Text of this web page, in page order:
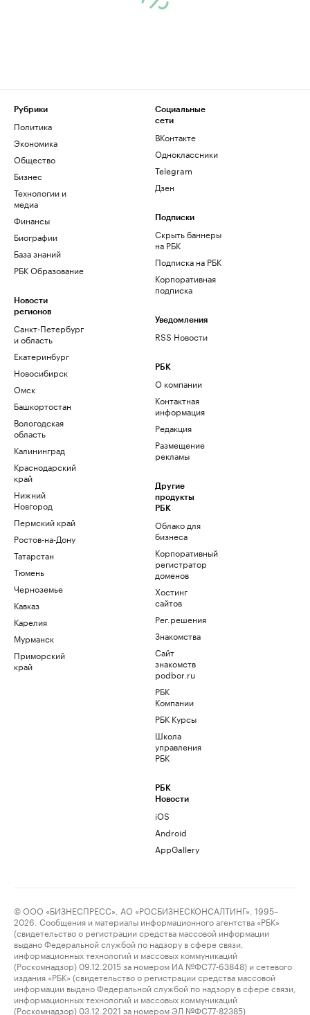
Рубрики
Политика
Экономика
Общество
Бизнес
Технологии и
медиа
Финансы
Биографии
База знаний
РБК Образование
Новости
регионов
Санкт-Петербург
и область
Екатеринбург
Новосибирск
Омск
Башкортостан
Вологодская
область
Калининград
Краснодарский
край
Нижний
Новгород
Пермский край
Ростов-на-Дону
Татарстан
Тюмень
Черноземье
Кавказ
Карелия
Мурманск
Приморский
край
Социальные
сети
ВКонтакте
Одноклассники
Telegram
Дзен
Подписки
Скрыть баннеры
на РБК
Подписка на РБК
Корпоративная
подписка
Уведомления
RSS Новости
РБК
О компании
Контактная
информация
Редакция
Размещение
рекламы
Другие
продукты
РБК
Облако для
бизнеса
Корпоративный
регистратор
доменов
Хостинг
сайтов
Рег.решения
Знакомства
Сайт
знакомств
podbor.ru
РБК
Компании
РБК Курсы
Школа
управления
РБК
РБК
Новости
iOS
Android
AppGallery
© ООО «БИЗНЕСПРЕСС», АО «РОСБИЗНЕСКОНСАЛТИНГ», 1995–
2026. Сообщения и материалы информационного агентства «РБК»
(свидетельство о регистрации средства массовой информации
выдано Федеральной службой по надзору в сфере связи,
информационных технологий и массовых коммуникаций
(Роскомнадзор) 09.12.2015 за номером ИА №ФС77-63848) и сетевого
издания «РБК» (свидетельство о регистрации средства массовой
информации выдано Федеральной службой по надзору в сфере связи,
информационных технологий и массовых коммуникаций
(Роскомнадзор) 03.12.2021 за номером ЭЛ №ФС77-82385)